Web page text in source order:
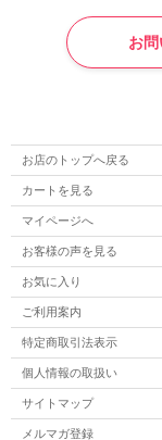
お
お店のトップへ戻る
カートを見る
マイページへ
お客様の声を見る
お気に入り
ご利用案内
特定商取引法表示
個人情報の取扱い
サイトマップ
メルマガ登録